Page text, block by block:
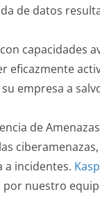
de datos
capacidades
eficazmente
empresa a
de
a incidentes.
nuestro